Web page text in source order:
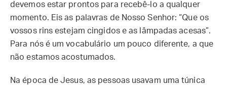
devemos estar prontos para recebê-lo a qualquer
momento. Eis as palavras de Nosso Senhor: “Que os
vossos rins estejam cingidos e as lâmpadas acesas”.
Para nós é um vocabulário um pouco diferente, a que
não estamos acostumados.
Na época de Jesus, as pessoas usavam uma túnica